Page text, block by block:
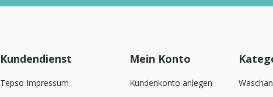
Kundendienst
Tepso Impressum
Mein Konto
Kundenkonto anlegen